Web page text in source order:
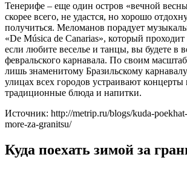
Тенерифе – еще один остров «вечной
скорее всего, не удастся, но хорошо
получиться. Меломанов порадует
«De Música de Canarias», который
если любите веселье и танцы, вы будете в
февральского карнавала. По своим
лишь знаменитому Бразильскому
улицах всех городов устраивают
традиционные блюда и напитки.
Источник: http://metrip.ru/blogs/kuda-
more-za-granitsu/
Куда поехать зимой за